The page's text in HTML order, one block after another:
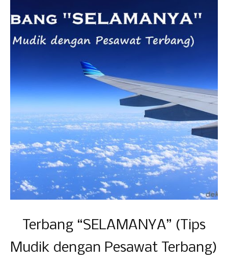
Terbang “SELAMANYA” (Tips
Mudik dengan Pesawat Terbang)